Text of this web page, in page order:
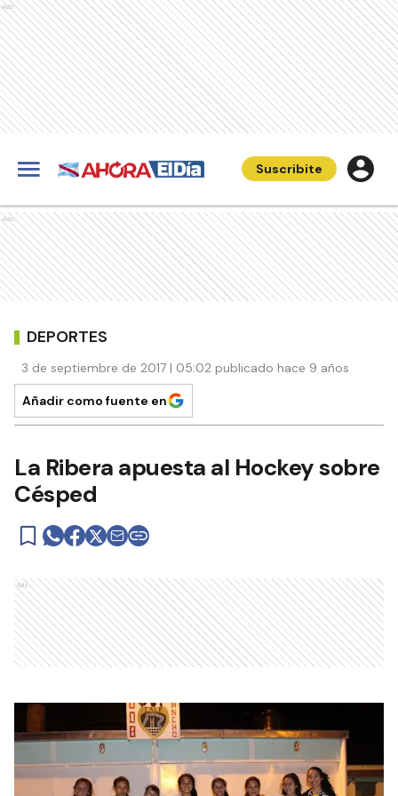
Ads
Suscribite
Ads
DEPORTES
3 de septiembre de 2017 | 05:02 publicado hace 9 años
Añadir como fuente en
La Ribera apuesta al Hockey sobre
Césped
Ads